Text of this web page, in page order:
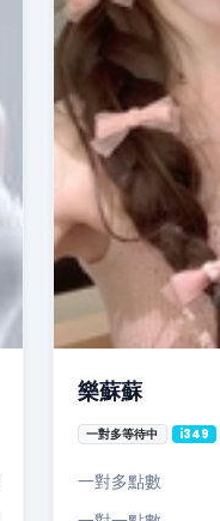
樂蘇蘇
一對多等待中 i349
一對多點數